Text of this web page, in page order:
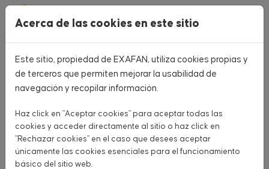
Pasar al contenido principal
Home CATÁLOGO PRODUCTOS
CATÁLOGO PRODUCTOS
Aquí encontrarás todo lo que necesitas para tu granja
AVÍCOLA PUESTA
Acerca de las cookies en este sitio
Este sitio, propiedad de EXAFAN, utiliza cookies propias y
de terceros que permiten mejorar la usabilidad de
navegación y recopilar información.
Haz click en "Aceptar cookies" para aceptar todas las
cookies y acceder directamente al sitio o haz click en
"Rechazar cookies" en el caso que desees aceptar
únicamente las cookies esenciales para el funcionamiento
básico del sitio web.